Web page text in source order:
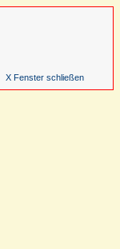
X Fenster schließen